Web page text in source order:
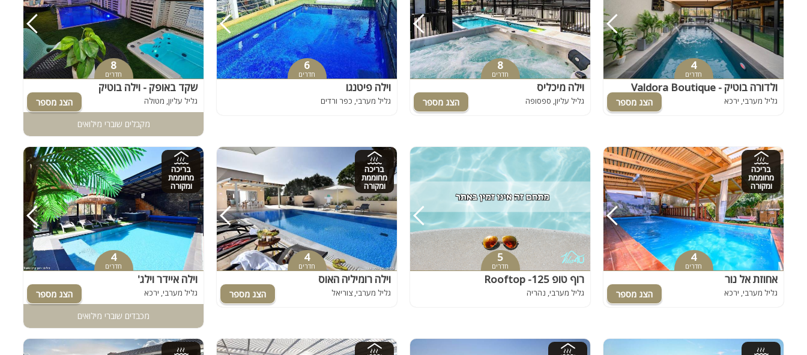
חדר קולנוע
מקבלים כלבים
שף
נוף
wii
4
חדרים
ולדורה בוטיק - Valdora Boutique
גליל מערבי, ירכא
8
חדרים
וילה מיכליס
גליל עליון, ספסופה
6
חדרים
וילה פיטנגו
גליל מערבי, כפר ורדים
8
חדרים
שקד באופק - וילה בוטיק
גליל עליון, מטולה
מקבלים שוברי מילואים
בריכה
מחוממת
ומקורה
4
חדרים
אחוזת אל נור
גליל מערבי, ירכא
5
חדרים
רוף טופ 125- Rooftop
גליל מערבי, נהריה
בריכה
מחוממת
ומקורה
4
חדרים
וילה רומיליה האוס
גליל מערבי, צוריאל
בריכה
מחוממת
ומקורה
4
חדרים
וילה איידר וילג'
גליל מערבי, ירכא
מכבדים שוברי מילואים